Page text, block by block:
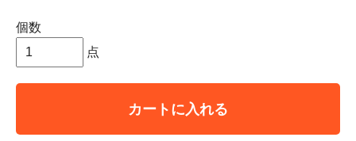
個数
点
カートに入れる